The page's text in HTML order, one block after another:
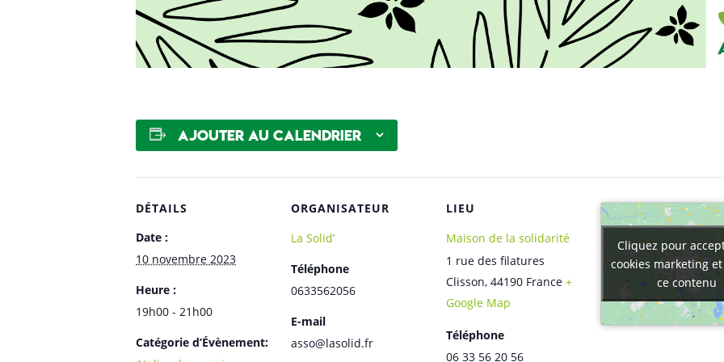
Ajouter au calendrier
DÉTAILS
Date :
10 novembre 2023
Heure :
19h00 - 21h00
Catégorie d’Évènement:
ORGANISATEUR
La Solid’
Téléphone
0633562056
E-mail
asso@lasolid.fr
LIEU
Maison de la solidarité
1 rue des filatures
Clisson, 44190 France +
Google Map
Téléphone
06 33 56 20 56
Cliquez pour
cookies marketing
ce contenu
Cliquez pour
cookies marketing
ce contenu